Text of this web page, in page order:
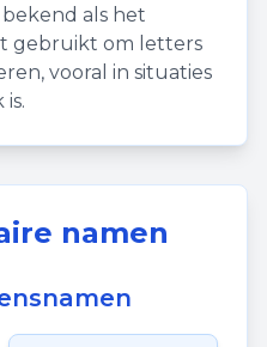
als het
gebruikt om letters
vooral in situaties
namen